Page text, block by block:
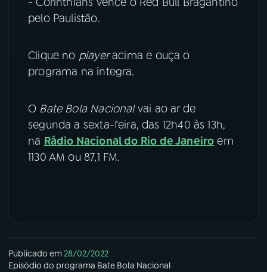
pelo Paulistão.
Clique no playeracima e ouça o
programa na íntegra.
O Bate Bola Nacionalvai ao ar de
segunda a sexta-feira, das 12h40 às 13h,
na Rádio Nacional do Rio de Janeiro em
1130 AM ou 87,1 FM.
Publicado em28/02/2022
Episódio do programa Bate Bola Nacional